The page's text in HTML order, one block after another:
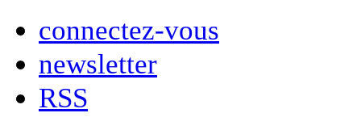
connectez-vous
newsletter
RSS